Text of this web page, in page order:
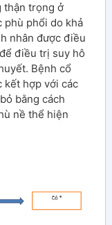
thận trọng ở
phù phổi do khả
nhân được điều
điều trị suy hô
Bệnh cổ
kết hợp với các
bằng cách
nề thể hiện